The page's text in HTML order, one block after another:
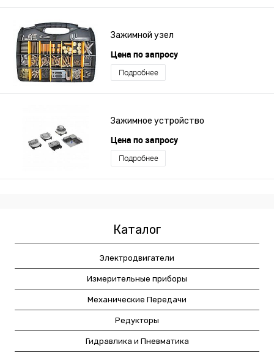
Зажимной узел
Цена по запросу
Подробнее
Зажимное устройство
Цена по запросу
Подробнее
Каталог
Электродвигатели
Измерительные приборы
Механические Передачи
Редукторы
Гидравлика и Пневматика